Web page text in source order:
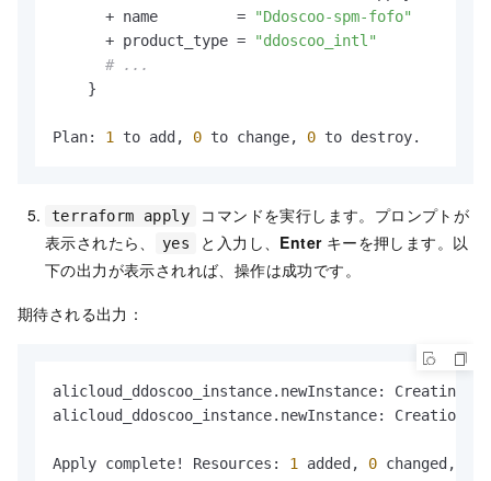
# 課金方法。
variable "pricing_mode" {
  description =
  type        = string
  description =
"Clean bandwidth provided by
  type        = number
  default     =
100
variable
"Normal QPS provided by
  default     =
500
variable
"function_version" {
      + name         =
"Ddoscoo-spm-fofo"
      + product_type =
"ddoscoo_intl"
# ...
    }
Plan: 1 to add, 0 to change, 0
terraform apply
コマンドを実行します。プロンプトが
表示されたら、
yes と入力し、 Enterキーを押します。以
下の出力が表示されれば、操作は成功です。
期待される出力：
alicloud_ddoscoo_instance.newInstance: Creating...
alicloud_ddoscoo_instance.newInstance: Creation
Apply complete! Resources: 1 added, 0 changed,